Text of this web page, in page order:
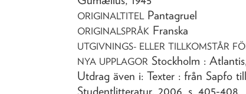
ORIGINALTITEL Pantagruel
ORIGINALSPRÅK Franska
UTGIVNINGS- ELLER TILLKOMSTÅR
NYA UPPLAGOR Stockholm :
Utdrag även i: Texter : från Sapfo
Studentlitteratur, 2006, s. 405-408